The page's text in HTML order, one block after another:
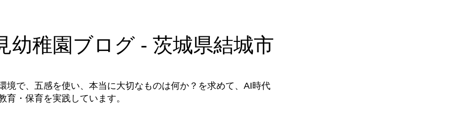
幼稚園ブログ - 茨城県結城市
境で、五感を使い、本当に大切なものは何か？を求めて、AI時代
育・保育を実践しています。